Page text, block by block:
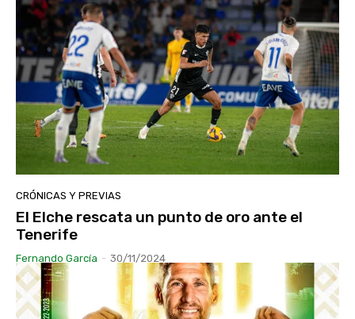
CRÓNICAS Y PREVIAS
El Elche rescata un punto de oro ante el
Tenerife
Fernando García - 30/11/2024